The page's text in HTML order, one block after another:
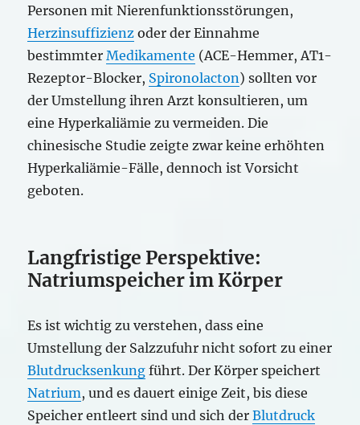
Personen mit Nierenfunktionsstörungen,
Herzinsuffizienz oder der Einnahme
bestimmterMedikamente (ACE-Hemmer, AT1-
Rezeptor-Blocker, Spironolacton) sollten vor
der Umstellung ihren Arzt konsultieren, um
eine Hyperkaliämie zu vermeiden. Die
chinesische Studie zeigte zwar keine erhöhten
Hyperkaliämie-Fälle, dennoch ist Vorsicht
geboten.
Langfristige Perspektive:
Natriumspeicher im Körper
Es ist wichtig zu verstehen, dass eine
Umstellung der Salzzufuhr nicht sofort zu einer
Blutdrucksenkung führt. Der Körper speichert
Natrium, und es dauert einige Zeit, bis diese
Speicher entleert sind und sich derBlutdruck